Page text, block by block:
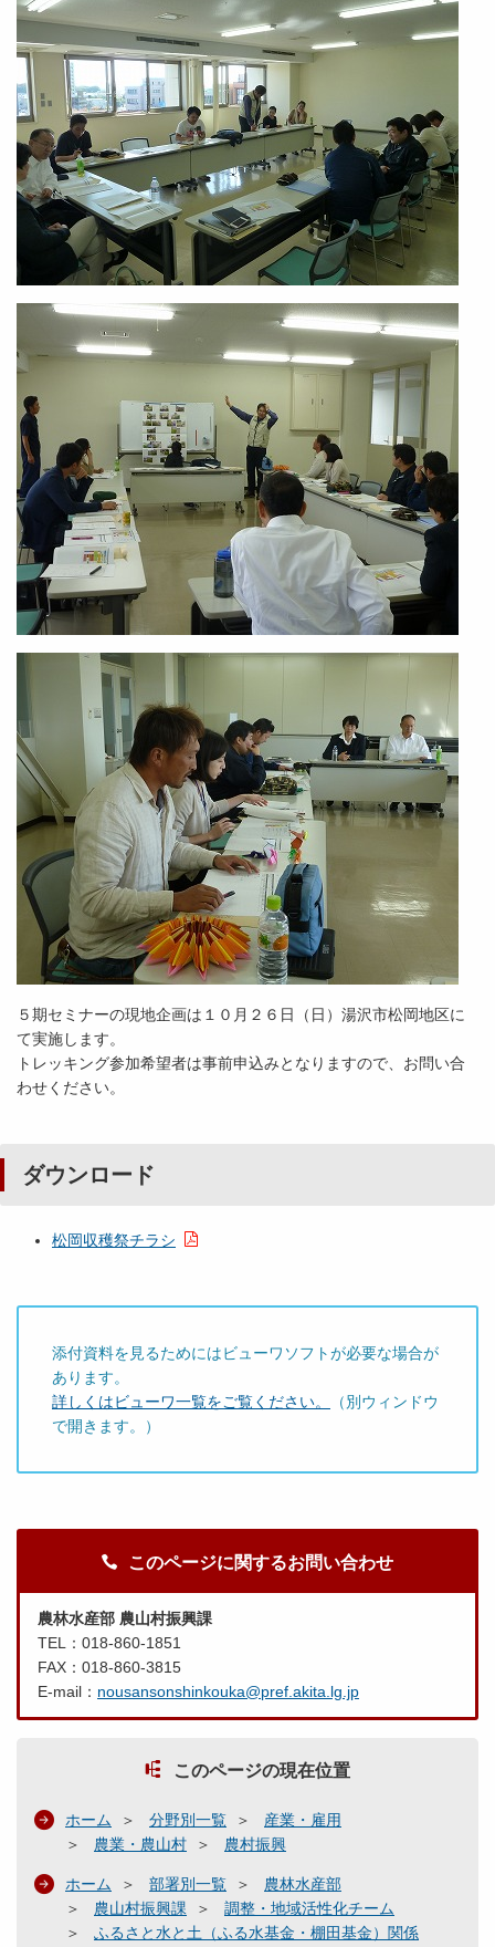
５期セミナーの現地企画は１０月２６日（日）湯沢市松岡地区に
て実施します。
トレッキング参加希望者は事前申込みとなりますので、お問い合
わせください。
ダウンロード
松岡収穫祭チラシ
添付資料を見るためにはビューワソフトが必要な場合が
あります。
詳しくはビューワ一覧をご覧ください。
（別ウィンドウ
で開きます。）
このページに関するお問い合わせ
農林水産部 農山村振興課
TEL：018-860-1851
FAX：018-860-3815
E-mail： nousansonshinkouka@pref.akita.lg.jp
このページの現在位置
ホーム 分野別一覧
産業・雇用
農業・農山村
農村振興
ホーム 部署別一覧
農林水産部
農山村振興課
調整・地域活性化チーム
ふるさと水と土（ふる水基金・棚田基金）関係